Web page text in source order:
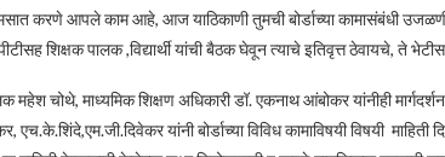
करणे आपले काम आहे, आज याठिकाणी तुमची बोर्डाच्या कामासंबंधी
शिक्षक पालक ,विद्यार्थी यांची बैठक घेवून त्याचे इतिवृत्त ठेवायचे, ते
महेश चोथे, माध्यमिक शिक्षण अधिकारी डॉ. एकनाथ आंबोकर यांनीही
एच.के.शिंदे,एम.जी.दिवेकर यांनी बोर्डाच्या विविध कामाविषयी विषयी माहिती